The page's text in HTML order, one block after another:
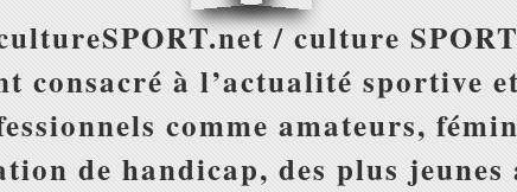
/ culture
consacré à l’actualité sportive
comme amateurs,
de handicap, des plus